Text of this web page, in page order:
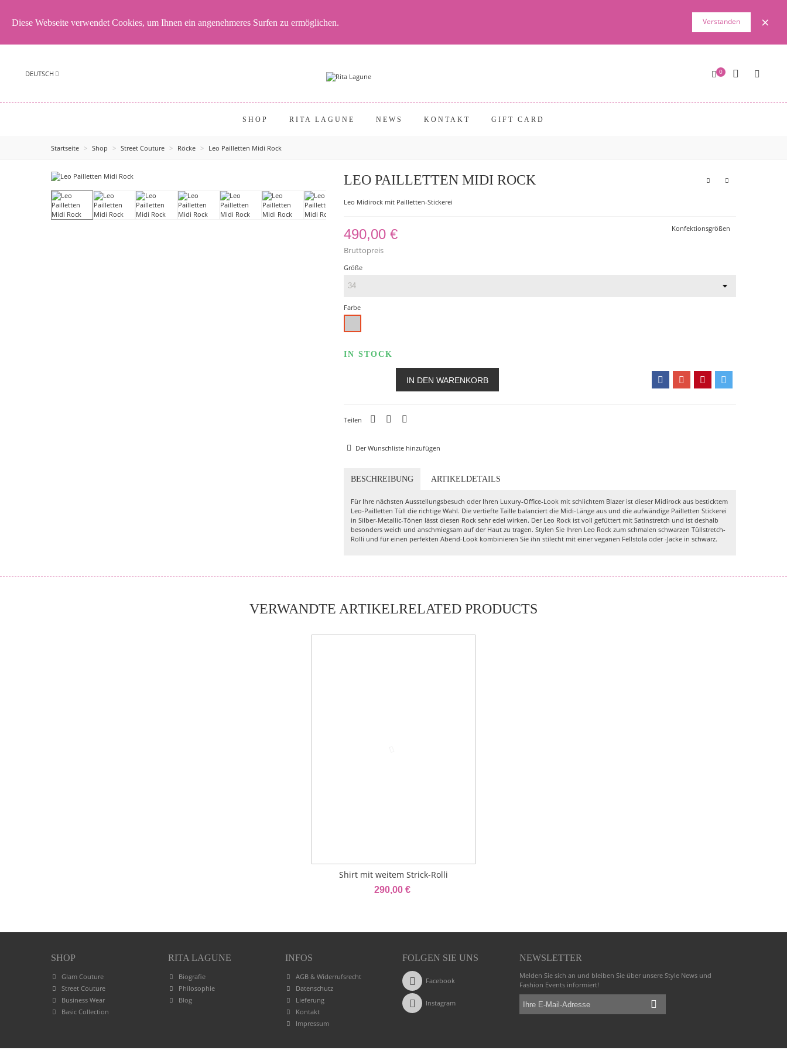
Diese Webseite verwendet Cookies, um Ihnen ein angenehmeres Surfen zu ermöglichen. Verstanden ×
DEUTSCH 0
SHOP RITA LAGUNE NEWS KONTAKT GIFT CARD
Startseite > Shop > Street Couture > Röcke > Leo Pailletten Midi Rock
LEO PAILLETTEN MIDI ROCK
Leo Midirock mit Pailletten-Stickerei
490,00 €
Bruttopreis
Konfektionsgrößen
Größe
Farbe
IN STOCK
IN DEN WARENKORB
Teilen
Der Wunschliste hinzufügen
BESCHREIBUNG ARTIKELDETAILS
Für Ihre nächsten Ausstellungsbesuch oder Ihren Luxury-Office-Look mit schlichtem Blazer ist dieser Midirock aus besticktem
Leo-Pailletten Tüll die richtige Wahl. Die vertiefte Taille balanciert die Midi-Länge aus und die aufwändige Pailletten Stickerei
in Silber-Metallic-Tönen lässt diesen Rock sehr edel wirken. Der Leo Rock ist voll gefüttert mit Satinstretch und ist deshalb
besonders weich und anschmiegsam auf der Haut zu tragen. Stylen Sie Ihren Leo Rock zum schmalen schwarzen Tüllstretch-
Rolli und für einen perfekten Abend-Look kombinieren Sie ihn stilecht mit einer veganen Fellstola oder -Jacke in schwarz.
RELATED PRODUCTS
Shirt mit weitem Strick-Rolli
290,00 €
SHOP
Glam Couture
Street Couture
Business Wear
Basic Collection
RITA LAGUNE
Biografie
Philosophie
Blog
INFOS
AGB & Widerrufsrecht
Datenschutz
Lieferung
Kontakt
Impressum
FOLGEN SIE UNS
Facebook
Instagram
NEWSLETTER
Melden Sie sich an und bleiben Sie über unsere Style News und
Fashion Events informiert!